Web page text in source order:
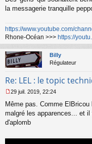
a
e
n
o
n
l
u
la messagerie tranquille
https://www.youtube.com/
Rhone-Océan >>> https://
Billy
Régulateur
Re: LEL : le topic
e
s
s
a
29 juil. 2019, 22:24
Même pas. Comme
malgré les apparences... et
d'aplomb